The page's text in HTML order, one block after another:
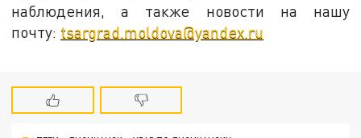
наблюдения, а также новости на нашу
почту: tsargrad.moldova@yandex.ru